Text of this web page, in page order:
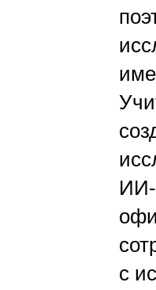
ИИ-
с